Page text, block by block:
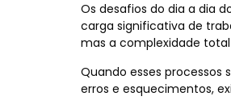
Os desafios do dia a dia
carga significativa de
mas a complexidade
Quando esses processos
erros e esquecimentos,